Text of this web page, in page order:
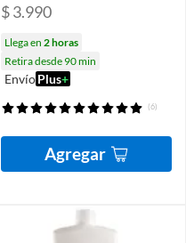
$ 3.990
Llega en 2 horas
Retira desde 90 min
EnvíoPlus+
(6)
Agregar